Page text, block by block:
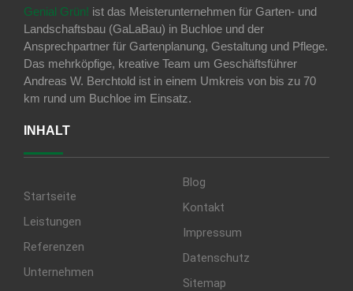
Genial Grün! ist das Meisterunternehmen für Garten- und
Landschaftsbau (GaLaBau) in Buchloe und der
Ansprechpartner für Gartenplanung, Gestaltung und Pflege.
Das mehrköpfige, kreative Team um Geschäftsführer
Andreas W. Berchtold ist in einem Umkreis von bis zu 70
km rund um Buchloe im Einsatz.
INHALT
Startseite
Leistungen
Referenzen
Unternehmen
Blog
Kontakt
Impressum
Datenschutz
Sitemap